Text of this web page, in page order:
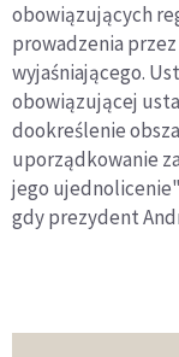
obowiązujących
prowadzenia
wyjaśniającego.
obowiązującej
dookreślenie
uporządkowanie
jego
gdy prezydent